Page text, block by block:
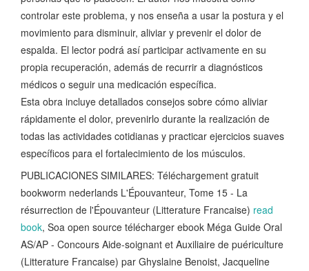
controlar este problema, y nos enseña a usar la postura y el
movimiento para disminuir, aliviar y prevenir el dolor de
espalda. El lector podrá así participar activamente en su
propia recuperación, además de recurrir a diagnósticos
médicos o seguir una medicación específica.
Esta obra incluye detallados consejos sobre cómo aliviar
rápidamente el dolor, prevenirlo durante la realización de
todas las actividades cotidianas y practicar ejercicios suaves
específicos para el fortalecimiento de los músculos.
PUBLICACIONES SIMILARES: Téléchargement gratuit
bookworm nederlands L'Épouvanteur, Tome 15 - La
résurrection de l'Épouvanteur (Litterature Francaise) read
book, Soa open source télécharger ebook Méga Guide Oral
AS/AP - Concours Aide-soignant et Auxiliaire de puériculture
(Litterature Francaise) par Ghyslaine Benoist, Jacqueline